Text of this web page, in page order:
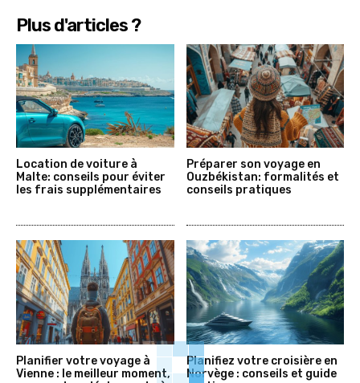
Plus d'articles ?
Location de voiture à
Malte: conseils pour éviter
les frais supplémentaires
Préparer son voyage en
Ouzbékistan: formalités et
conseils pratiques
Planifier votre voyage à
Vienne : le meilleur moment,
Planifiez votre croisière en
Norvège : conseils et guide